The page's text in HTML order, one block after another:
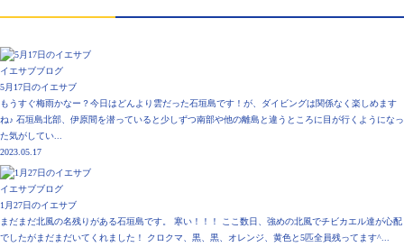
イエサブブログ
5月17日のイエサブ
もうすぐ梅雨かなー？今日はどんより雲だった石垣島です！が、ダイビングは関係なく楽しめます
ね♪ 石垣島北部、伊原間を潜っていると少しずつ南部や他の離島と違うところに目が行くようになっ
た気がしてい...
2023.05.17
イエサブブログ
1月27日のイエサブ
まだまだ北風の名残りがある石垣島です。 寒い！！！ ここ数日、強めの北風でチビカエル達が心配
でしたがまだまだいてくれました！ クロクマ、黒、黒、オレンジ、黄色と5匹全員残ってます^...